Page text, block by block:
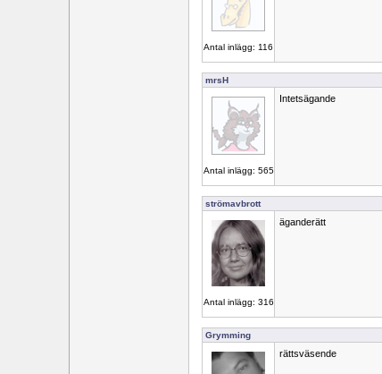
Antal inlägg: 116
mrsH
Antal inlägg: 565
Intetsägande
strömavbrott
Antal inlägg: 316
äganderätt
Grymming
rättsväsende